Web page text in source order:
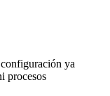
ya
procesos